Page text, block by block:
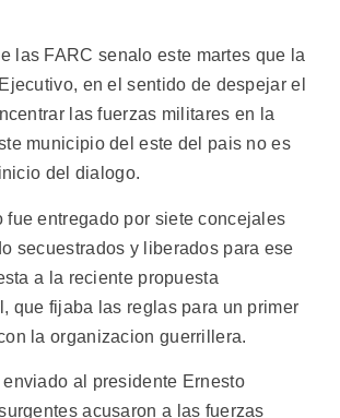
las FARC senalo este martes que la
en el sentido de despejar el
las fuerzas militares en la
municipio del este del pais no es
del dialogo.
fue entregado por siete concejales
secuestrados y liberados para ese
a la reciente propuesta
que fijaba las reglas para un primer
la organizacion guerrillera.
al presidente Ernesto
acusaron a las fuerzas